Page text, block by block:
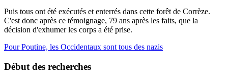
Puis tous ont été exécutés et enterrés dans cette forêt de Corrèze.
C'est donc après ce témoignage, 79 ans après les faits, que la
décision d'exhumer les corps a été prise.
Pour Poutine, les Occidentaux sont tous des nazis
Début des recherches